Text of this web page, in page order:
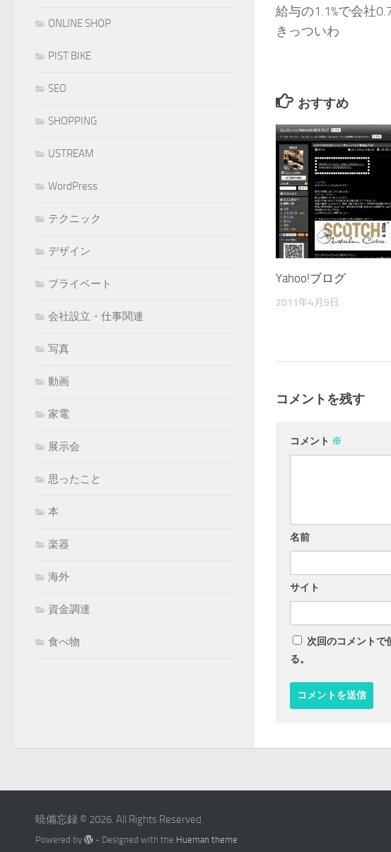
給与の1.1%で会社
きっついわ
おすすめ
Yahoo!ブログ
2011年4月9日
コメントを残す
コメント ※
名前
サイト
次回のコメントで
る。
ONLINE SHOP
PIST BIKE
SEO
SHOPPING
USTREAM
WordPress
テクニック
デザイン
プライベート
会社設立・仕事関連
写真
動画
家電
展示会
思ったこと
本
楽器
海外
資金調達
食べ物
暁備忘録 © 2026. All Rights Reserved.
Powered by - Designed with the Hueman theme